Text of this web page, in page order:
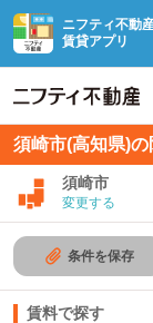
ニフティ不動
賃貸アプリ
須崎市(高知県)
須崎市
変更する
条件を保存
賃料で探す